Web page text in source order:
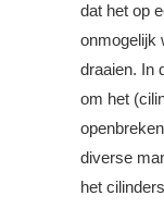
dat het op
onmogelijk
draaien. In
om het
diverse
het